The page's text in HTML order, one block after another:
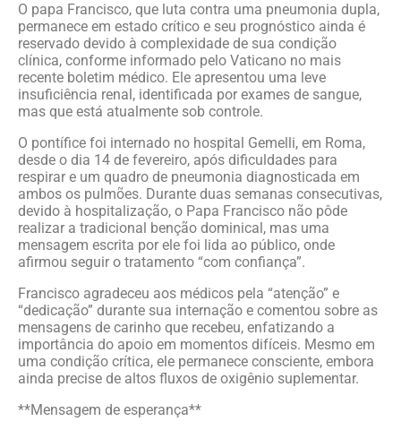
O papa Francisco, que luta contra uma pneumonia dupla,
permanece em estado crítico e seu prognóstico ainda é
reservado devido à complexidade de sua condição
clínica, conforme informado pelo Vaticano no mais
recente boletim médico. Ele apresentou uma leve
insuficiência renal, identificada por exames de sangue,
mas que está atualmente sob controle.
O pontífice foi internado no hospital Gemelli, em Roma,
desde o dia 14 de fevereiro, após dificuldades para
respirar e um quadro de pneumonia diagnosticada em
ambos os pulmões. Durante duas semanas consecutivas,
devido à hospitalização, o Papa Francisco não pôde
realizar a tradicional benção dominical, mas uma
mensagem escrita por ele foi lida ao público, onde
afirmou seguir o tratamento “com confiança”.
Francisco agradeceu aos médicos pela “atenção” e
“dedicação” durante sua internação e comentou sobre as
mensagens de carinho que recebeu, enfatizando a
importância do apoio em momentos difíceis. Mesmo em
uma condição crítica, ele permanece consciente, embora
ainda precise de altos fluxos de oxigênio suplementar.
**Mensagem de esperança**